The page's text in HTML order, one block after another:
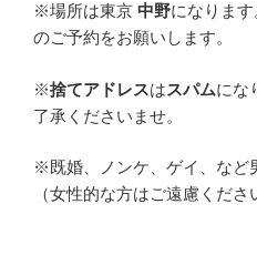
※場所は東京 中野になりま
のご予約をお願いします。
※捨てアドレスはスパムにな
了承くださいませ。
※既婚、ノンケ、ゲイ、な
（女性的な方はご遠慮くださ